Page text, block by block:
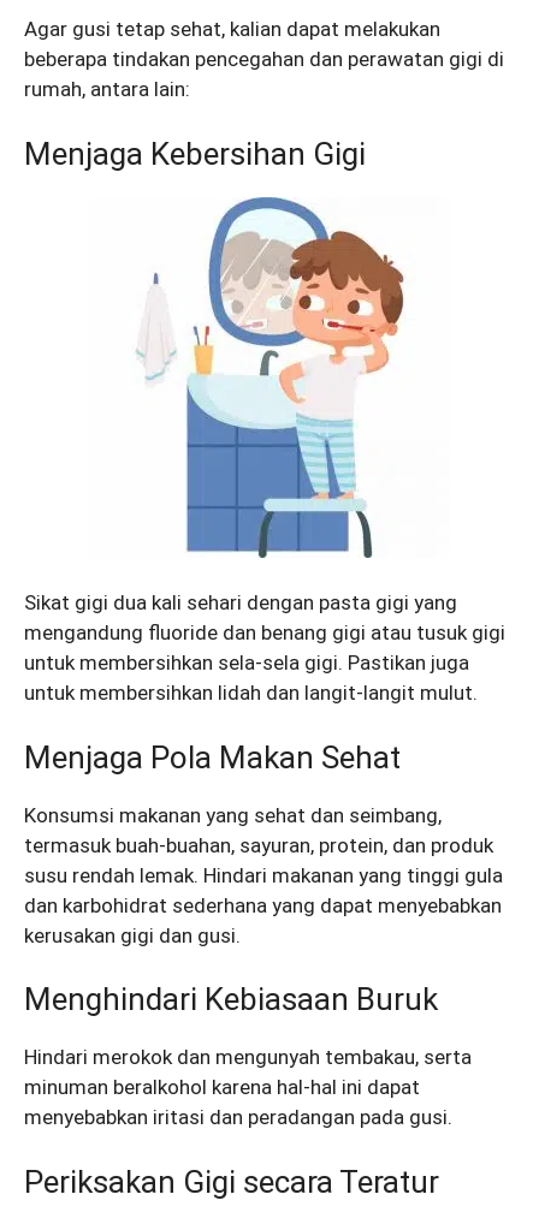
Agar gusi tetap sehat, kalian dapat melakukan
beberapa tindakan pencegahan dan perawatan gigi di
rumah, antara lain:
Menjaga Kebersihan Gigi
Sikat gigi dua kali sehari dengan pasta gigi yang
mengandung fluoride dan benang gigi atau tusuk gigi
untuk membersihkan sela-sela gigi. Pastikan juga
untuk membersihkan lidah dan langit-langit mulut.
Menjaga Pola Makan Sehat
Konsumsi makanan yang sehat dan seimbang,
termasuk buah-buahan, sayuran, protein, dan produk
susu rendah lemak. Hindari makanan yang tinggi gula
dan karbohidrat sederhana yang dapat menyebabkan
kerusakan gigi dan gusi.
Menghindari Kebiasaan Buruk
Hindari merokok dan mengunyah tembakau, serta
minuman beralkohol karena hal-hal ini dapat
menyebabkan iritasi dan peradangan pada gusi.
Periksakan Gigi secara Teratur